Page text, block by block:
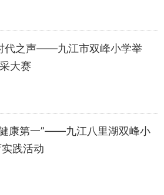
代之声——九江市双峰小学举
大赛
康第一”——九江八里湖双峰小
践活动